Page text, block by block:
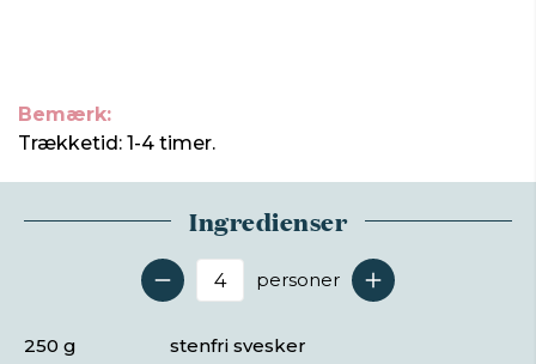
Bemærk:
Trækketid: 1-4 timer.
Ingredienser
Antal serveringer
personer
stenfri svesker
250 g